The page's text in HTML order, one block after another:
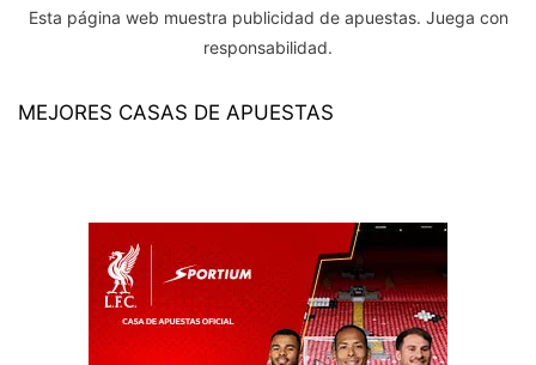
Esta página web muestra publicidad de apuestas. Juega con
responsabilidad.
MEJORES CASAS DE APUESTAS